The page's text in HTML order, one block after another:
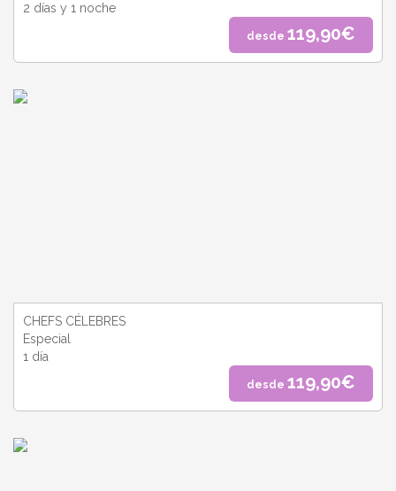
2 días y 1 noche
desde 119,90€
CHEFS CÉLEBRES
Especial
1 día
desde 119,90€